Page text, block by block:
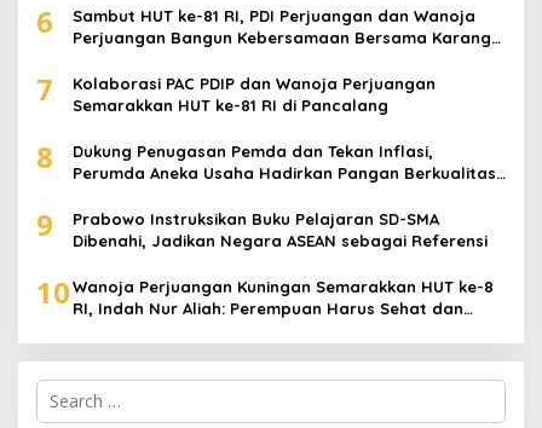
6
Sambut HUT ke-81 RI, PDI Perjuangan dan Wanoja
Perjuangan Bangun Kebersamaan Bersama Karang
7
Kolaborasi PAC PDIP dan Wanoja Perjuangan
Semarakkan HUT ke-81 RI di Pancalang
8
Dukung Penugasan Pemda dan Tekan Inflasi,
Perumda Aneka Usaha Hadirkan Pangan Berkualitas
9
Prabowo Instruksikan Buku Pelajaran SD-SMA
Dibenahi, Jadikan Negara ASEAN sebagai Referensi
10Wanoja Perjuangan Kuningan Semarakkan HUT ke-8
RI, Indah Nur Aliah: Perempuan Harus Sehat dan
Search
for: